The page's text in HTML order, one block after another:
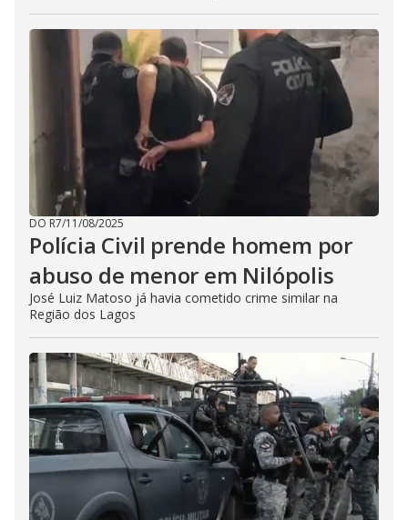
DO R7/11/08/2025
Polícia Civil prende homem por
abuso de menor em Nilópolis
José Luiz Matoso já havia cometido crime similar na
Região dos Lagos